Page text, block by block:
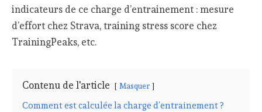
indicateurs de ce charge d’entrainement : mesure
d’effort chez Strava, training stress score chez
TrainingPeaks, etc.
Contenu de l'article Masquer
Comment est calculée la charge d’entrainement ?